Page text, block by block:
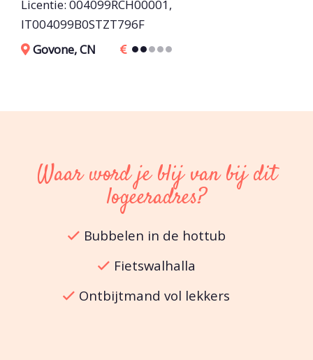
Licentie: 004099RCH00001,
IT004099B0STZT796F
Govone, CN
Waar word je blij van bij dit
logeeradres?
Bubbelen in de hottub
Fietswalhalla
Ontbijtmand vol lekkers